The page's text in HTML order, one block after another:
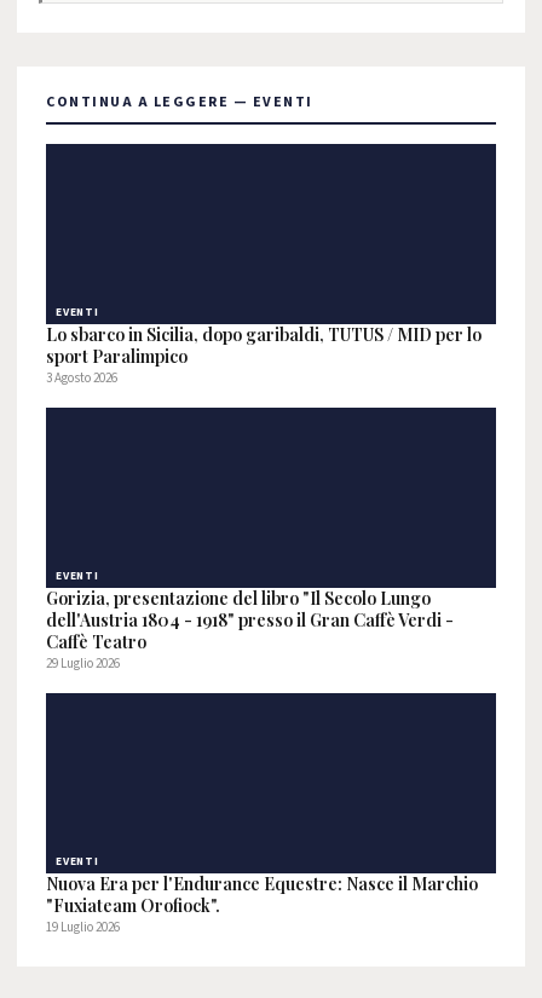
CONTINUA A LEGGERE — EVENTI
EVENTI
Lo sbarco in Sicilia, dopo garibaldi, TUTUS / MID per lo
sport Paralimpico
3 Agosto 2026
EVENTI
Gorizia, presentazione del libro "Il Secolo Lungo
dell'Austria 1804 - 1918" presso il Gran Caffè Verdi -
Caffè Teatro
29 Luglio 2026
EVENTI
Nuova Era per l'Endurance Equestre: Nasce il Marchio
"Fuxiateam Orofiock".
19 Luglio 2026